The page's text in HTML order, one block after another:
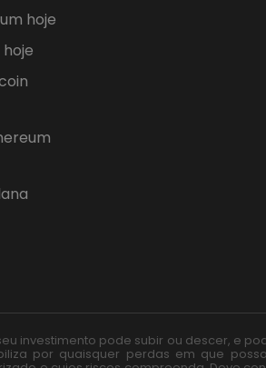
hoje
investimento pode subir ou descer, e
por quaisquer perdas em que